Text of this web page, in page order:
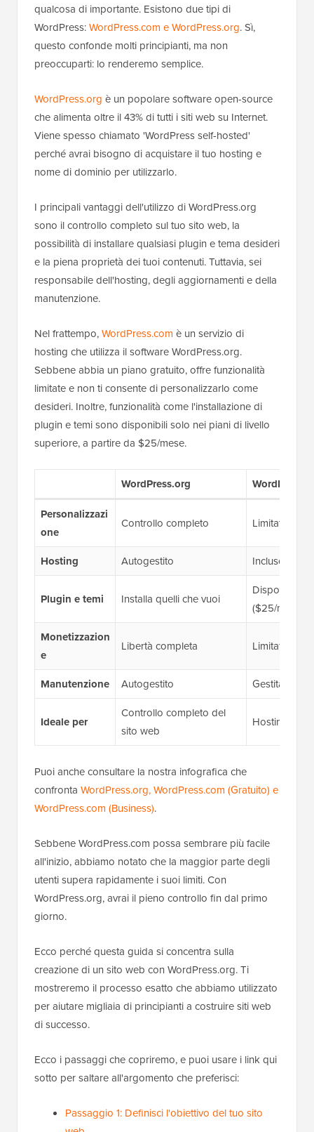
qualcosa di importante. Esistono due tipi di
WordPress:WordPress.com e WordPress.org. Sì,
questo confonde molti principianti, ma non
preoccuparti: lo renderemo semplice.
WordPress.org è un popolare software open-source
che alimenta oltre il 43% di tutti i siti web su Internet.
Viene spesso chiamato 'WordPress self-hosted'
perché avrai bisogno di acquistare il tuo hosting e
nome di dominio per utilizzarlo.
I principali vantaggi dell'utilizzo di WordPress.org
sono il controllo completo sul tuo sito web, la
possibilità di installare qualsiasi plugin e tema desideri
e la piena proprietà dei tuoi contenuti. Tuttavia, sei
responsabile dell'hosting, degli aggiornamenti e della
manutenzione.
Nel frattempo,WordPress.com è un servizio di
hosting che utilizza il software WordPress.org.
Sebbene abbia un piano gratuito, offre funzionalità
limitate e non ti consente di personalizzarlo come
desideri. Inoltre, funzionalità come l'installazione di
plugin e temi sono disponibili solo nei piani di livello
superiore, a partire da $25/mese.
WordPress.org
Personalizzazi
one
Controllo completo Limitato dal
Hosting Autogestito Incluso in
Plugin e temi Installa quelli che vuoi
Disponibili
($25/mese)
Monetizzazion
e
Libertà completa Limitato dal
Manutenzione Autogestito Gestita da te
Ideale per
Controllo completo del
sito web
Hosting
Puoi anche consultare la nostra infografica che
confronta WordPress.org, WordPress.com (Gratuito) e
WordPress.com (Business).
Sebbene WordPress.com possa sembrare più facile
all'inizio, abbiamo notato che la maggior parte degli
utenti supera rapidamente i suoi limiti. Con
WordPress.org, avrai il pieno controllo fin dal primo
giorno.
Ecco perché questa guida si concentra sulla
creazione di un sito web con WordPress.org. Ti
mostreremo il processo esatto che abbiamo utilizzato
per aiutare migliaia di principianti a costruire siti web
di successo.
Ecco i passaggi che copriremo, e puoi usare i link qui
sotto per saltare all'argomento che preferisci:
Passaggio 1: Definisci l'obiettivo del tuo sito